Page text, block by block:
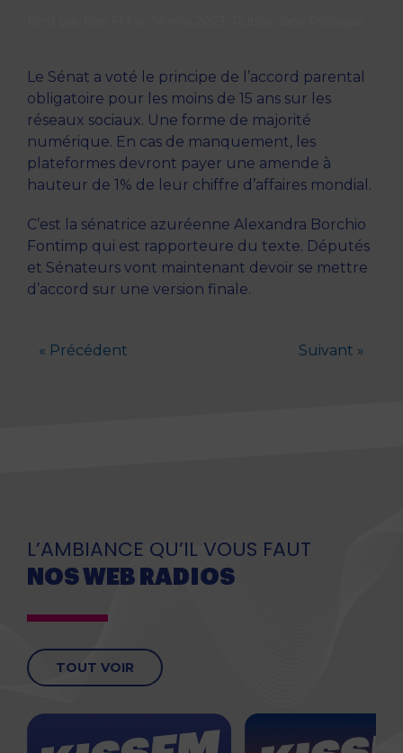
Le Sénat a voté le principe de l’accord parental
obligatoire pour les moins de 15 ans sur les
réseaux sociaux. Une forme de majorité
numérique. En cas de manquement, les
plateformes devront payer une amende à
hauteur de 1% de leur chiffre d’affaires mondial.
C’est la sénatrice azuréenne Alexandra Borchio
Fontimp qui est rapporteure du texte. Députés
et Sénateurs vont maintenant devoir se mettre
d’accord sur une version finale.
« Précédent Suivant »
L’AMBIANCE QU’IL VOUS FAUT
NOS WEB RADIOS
TOUT VOIR